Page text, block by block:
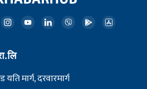
मार्ग, दरवारमार्ग